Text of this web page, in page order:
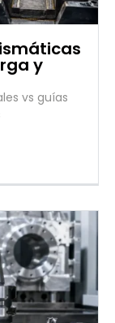
y
vs guías